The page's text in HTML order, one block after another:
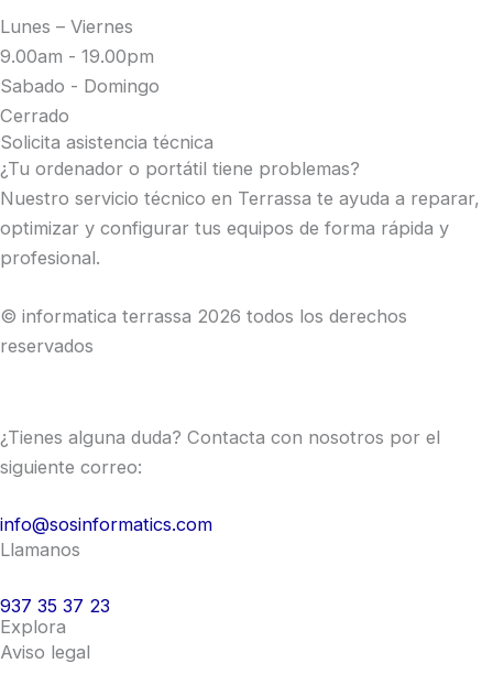
Lunes – Viernes
9.00am - 19.00pm
Sabado - Domingo
Cerrado
Solicita asistencia técnica
¿Tu ordenador o portátil tiene problemas?
Nuestro servicio técnico en Terrassa te ayuda a reparar,
optimizar y configurar tus equipos de forma rápida y
profesional.
© informatica terrassa 2026 todos los derechos
reservados
¿Tienes alguna duda? Contacta con nosotros por el
siguiente correo:
info@sosinformatics.com​
Llamanos
937 35 37 23
Explora
Aviso legal